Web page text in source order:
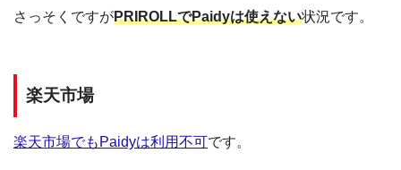
さっそくですがPRIROLLでPaidyは使えない状況です。
楽天市場
楽天市場でもPaidyは利用不可です。